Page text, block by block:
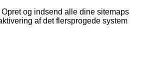
Opret og indsend alle dine sitemaps
af det flersprogede system